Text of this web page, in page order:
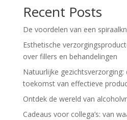
Recent Posts
De voordelen van een
Esthetische
over fillers en behandelingen
Natuurlijke gezichtsverzorging:
toekomst van effectieve
Ontdek de wereld van
Cadeaus voor collega’s: van